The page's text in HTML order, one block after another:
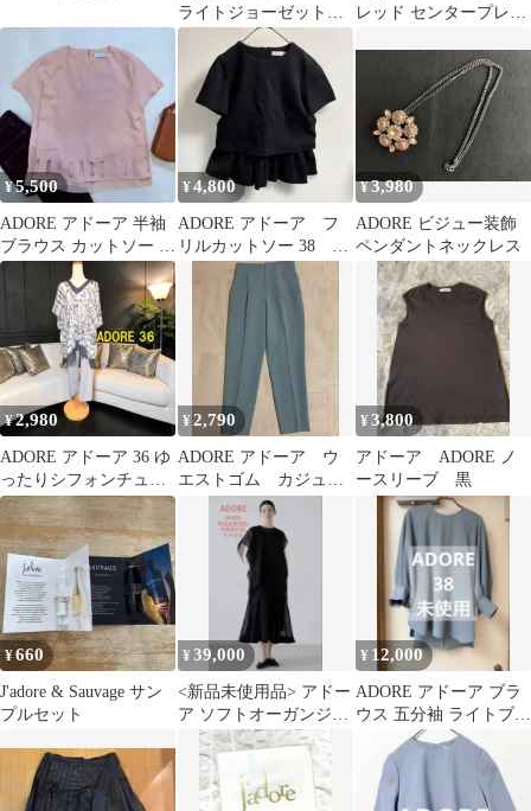
ライトジョーゼットブ
ラウス
レッド センタープレス
¥ 5,500
ADORE アドーア 半袖
ブラウス カットソー ピ
ンク
¥4,800
ADORE アドーア フ
リルカットソー 38 ジ
ャージ素材 ブラック
¥3,980
ADORE ビジュー装飾
ペンダントネックレス
¥2,980
ADORE アドーア 36 ゆ
ったりシフォンチュニ
ック ドルマンスリーブ
難あり
¥2,790
ADORE アドーア ウ
エストゴム カジュア
ル オフィス レディ
ース パンツ
¥3,800
アドーア ADORE ノ
ースリーブ 黒
¥660
J'adore & Sauvage サン
プルセット
¥39,000
<新品未使用品> アドー
ア ソフトオーガンジー
ワンピース 2026SS 現
行品
¥ 12,000
ADORE アドーア ブラ
ウス 五分袖 ライトブル